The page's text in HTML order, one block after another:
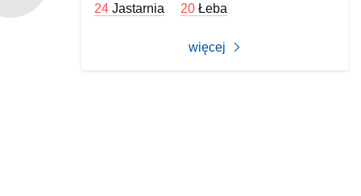
24Jastarnia 20Łeba
więcej